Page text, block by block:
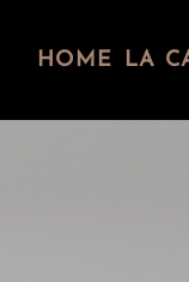
HOME LA